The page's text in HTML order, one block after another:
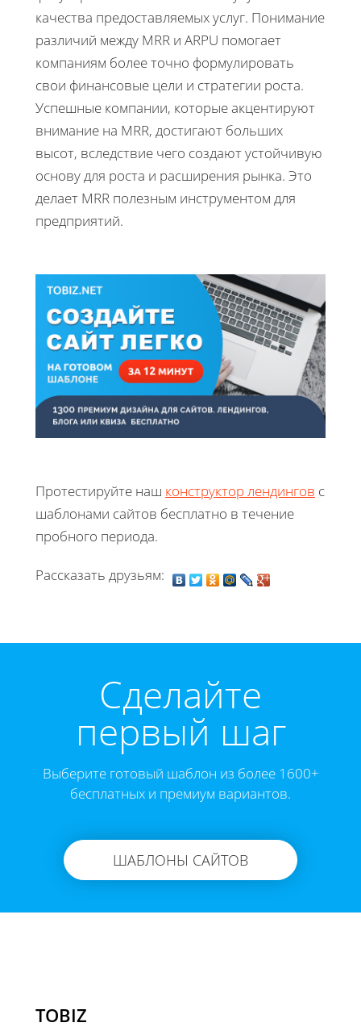
качества предоставляемых услуг. Понимание
различий между MRR и ARPU помогает
компаниям более точно формулировать
свои финансовые цели и стратегии роста.
Успешные компании, которые акцентируют
внимание на MRR, достигают больших
высот, вследствие чего создают устойчивую
основу для роста и расширения рынка. Это
делает MRR полезным инструментом для
предприятий.
Протестируйте наш конструктор лендингов с
шаблонами сайтов бесплатно в течение
пробного периода.
Рассказать друзьям:
Cделайте
первый шаг
Выберите готовый шаблон из более 1600+
бесплатных и премиум вариантов.
ШАБЛОНЫ САЙТОВ
TOBIZ